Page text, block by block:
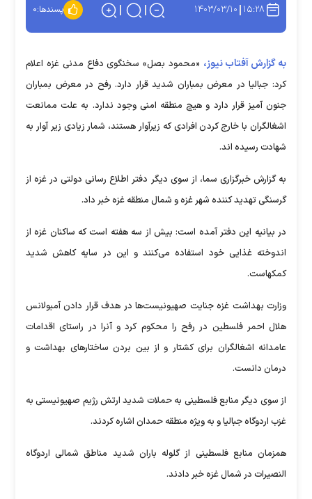
۱۵:۲۸ ۱۴۰۳/۰۳/۱۰ پسندها:۰
به گزارش آفتاب نیوز، «محمود بصل» سخنگوی دفاع مدنی غزه اعلام
کرد: جبالیا در معرض بمباران شدید قرار دارد. رفح در معرض بمباران
جنون آمیز قرار دارد و هیچ منطقه امنی وجود ندارد. به علت ممانعت
اشغالگران با خارج کردن افرادی که زیرآوار هستند، شمار زیادی زیر آوار به
شهادت رسیده اند.
به گزارش خبرگزاری سما، از سوی دیگر دفتر اطلاع رسانی دولتی در غزه از
گرسنگی تهدید کننده شهر غزه و شمال منطقه غزه خبر داد.
در بیانیه این دفتر آمده است: بیش از سه هفته است که ساکنان غزه از
اندوخته غذایی خود استفاده می‌کنند و این در سایه کاهش شدید
کمکهاست.
وزارت بهداشت غزه جنایت صهیونیست‌ها در هدف قرار دادن آمبولانس
هلال احمر فلسطین در رفح را محکوم کرد و آنرا در راستای اقدامات
عامدانه اشغالگران برای کشتار و از بین بردن ساختار‌های بهداشت و
درمان دانست.
از سوی دیگر منابع فلسطینی به حملات شدید ارتش رژیم صهیونیستی به
غزب اردوگاه جبالیا و به ویژه منطقه حمدان اشاره کردند.
همزمان منابع فلسطینی از گلوله باران شدید مناطق شمالی اردوگاه
النصیرات در شمال غزه خبر دادند.